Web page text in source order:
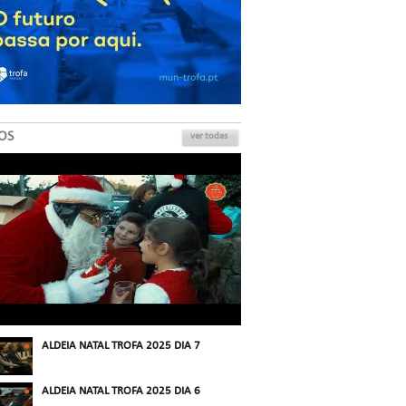
ver todas
ALDEIA NATAL TROFA 2025 DIA 7
ALDEIA NATAL TROFA 2025 DIA 6